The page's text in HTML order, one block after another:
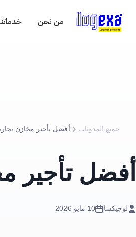
من نحن
جميع المدونات أفضل تأجير مخازن
أفضل تأجير
لوجيكسا 10 مايو 2026